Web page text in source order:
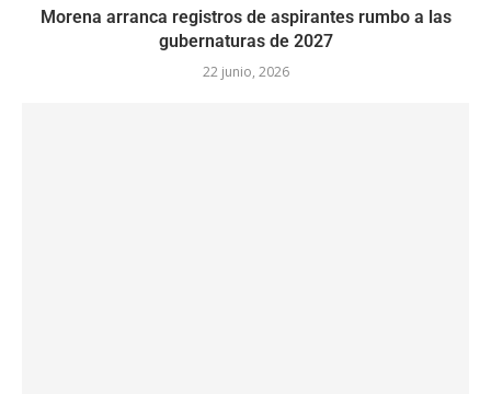
Morena arranca registros de aspirantes rumbo a las
gubernaturas de 2027
22 junio, 2026